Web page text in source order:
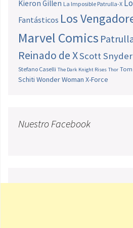
Kieron Gillen La Imposible Patrulla-X
Fantásticos Los
Marvel Comics
Reinado de XScott Snyder
Stefano Caselli The Dark Knight Rises Thor
Schiti Wonder Woman X-Force
Nuestro Facebook